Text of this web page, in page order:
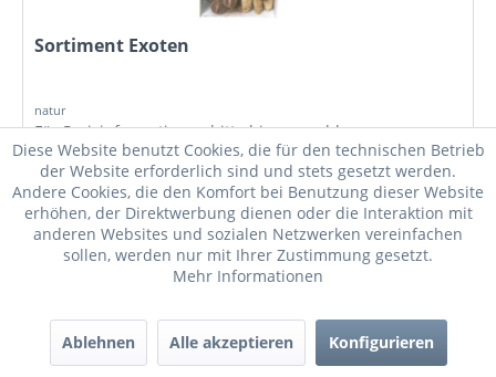
Sortiment Exoten
natur
Für Preisinformationen bittehier anmelden.
Details
Merken
Diese Website benutzt Cookies, die für den technischen Betrieb
der Website erforderlich sind und stets gesetzt werden.
Andere Cookies, die den Komfort bei Benutzung dieser Website
erhöhen, der Direktwerbung dienen oder die Interaktion mit
anderen Websites und sozialen Netzwerken vereinfachen
sollen, werden nur mit Ihrer Zustimmung gesetzt.
Mehr Informationen
Ablehnen Alle akzeptieren Konfigurieren